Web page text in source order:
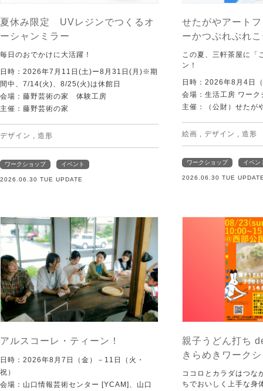
夏休み限定 UVレジンでつくるオ
ーシャンミラー
毎日のおでかけに大活躍！
日時：2026年7月11日(土)ー8月31日(月)※期
間中、7/14(火)、8/25(火)は休館日
会場：藤野芸術の家 体験工房
主催：藤野芸術の家
デザイン , 造形
ワークショップ イベント
2026.06.30 TUE UPDATE
せたがやアート
ーかつぷれぷれ
この夏、三軒茶屋に「
ン！
日時：2026年8月4日
会場：生活工房 ワー
主催：（公財）せたが
絵画 , デザイン , 造形
ワークショップ イベン
2026.06.30 TUE
アルスコーレ・ティーン！
日時：2026年8月7日（金）－11日（火・
祝）
会場：山口情報芸術センター [YCAM]、山口
親子うどん打ち
きらめきワーク
ココロとカラダはつな
ちでおいしく上手な身